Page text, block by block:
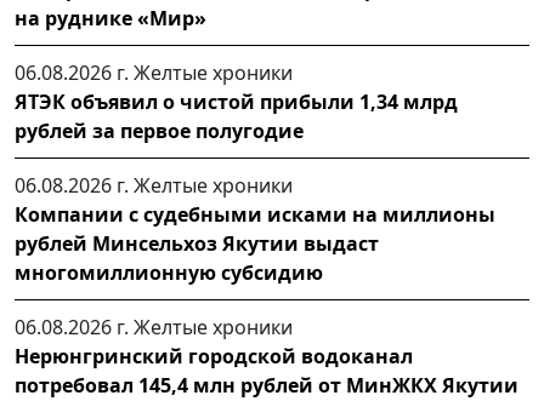
на руднике «Мир»
06.08.2026 г. Желтые хроники
ЯТЭК объявил о чистой прибыли 1,34 млрд
рублей за первое полугодие
06.08.2026 г. Желтые хроники
Компании с судебными исками на миллионы
рублей Минсельхоз Якутии выдаст
многомиллионную субсидию
06.08.2026 г. Желтые хроники
Нерюнгринский городской водоканал
потребовал 145,4 млн рублей от МинЖКХ Якутии